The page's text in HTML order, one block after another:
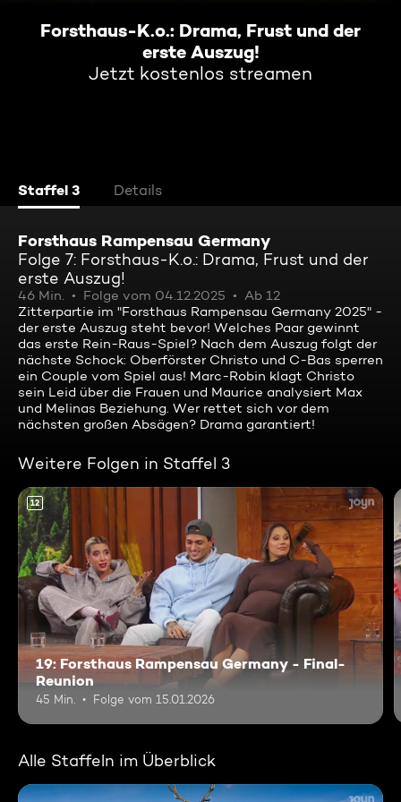
Forsthaus-K.o.: Drama, Frust und der
erste Auszug!
Jetzt kostenlos streamen
Staffel 3 Details
Forsthaus Rampensau Germany
Folge 7: Forsthaus-K.o.: Drama, Frust und der
erste Auszug!
46 Min. Folge vom 04.12.2025
Ab 12
Zitterpartie im "Forsthaus Rampensau Germany 2025" -
der erste Auszug steht bevor! Welches Paar gewinnt
das erste Rein-Raus-Spiel? Nach dem Auszug folgt der
nächste Schock: Oberförster Christo und C-Bas sperren
ein Couple vom Spiel aus! Marc-Robin klagt Christo
sein Leid über die Frauen und Maurice analysiert Max
und Melinas Beziehung. Wer rettet sich vor dem
nächsten großen Absägen? Drama garantiert!
Weitere Folgen in Staffel 3
12
19: Forsthaus Rampensau Germany - Final-
Reunion
45 Min. Folge vom 15.01.2026
Alle Staffeln im Überblick